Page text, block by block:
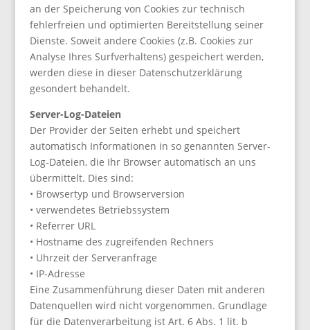
an der Speicherung von Cookies zur technisch
fehlerfreien und optimierten Bereitstellung seiner
Dienste. Soweit andere Cookies (z.B. Cookies zur
Analyse Ihres Surfverhaltens) gespeichert werden,
werden diese in dieser Datenschutzerklärung
gesondert behandelt.
Server-Log-Dateien
Der Provider der Seiten erhebt und speichert
automatisch Informationen in so genannten Server-
Log-Dateien, die Ihr Browser automatisch an uns
übermittelt. Dies sind:
• Browsertyp und Browserversion
• verwendetes Betriebssystem
• Referrer URL
• Hostname des zugreifenden Rechners
• Uhrzeit der Serveranfrage
• IP-Adresse
Eine Zusammenführung dieser Daten mit anderen
Datenquellen wird nicht vorgenommen. Grundlage
für die Datenverarbeitung ist Art. 6 Abs. 1 lit. b